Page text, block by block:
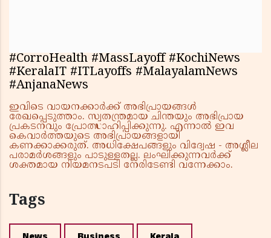
#CorroHealth #MassLayoff #KochiNews
#KeralaIT #ITLayoffs #MalayalamNews
#AnjanaNews
ഇവിടെ വായനക്കാർക്ക് അഭിപ്രായങ്ങൾ
രേഖപ്പെടുത്താം. സ്വതന്ത്രമായ ചിന്തയും അഭിപ്രായ
പ്രകടനവും പ്രോത്സാഹിപ്പിക്കുന്നു. എന്നാൽ ഇവ
കെവാർത്തയുടെ അഭിപ്രായങ്ങളായി
കണക്കാക്കരുത്. അധിക്ഷേപങ്ങളും വിദ്വേഷ - അശ്ലീല
പരാമർശങ്ങളും പാടുള്ളതല്ല. ലംഘിക്കുന്നവർക്ക്
ശക്തമായ നിയമനടപടി നേരിടേണ്ടി വന്നേക്കാം.
Tags